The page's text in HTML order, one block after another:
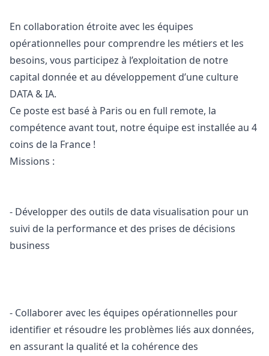
En collaboration étroite avec les équipes
opérationnelles pour comprendre les métiers et les
besoins, vous participez à l’exploitation de notre
capital donnée et au développement d’une culture
DATA & IA.
Ce poste est basé à Paris ou en full remote, la
compétence avant tout, notre équipe est installée au 4
coins de la France !
Missions :
- Développer des outils de data visualisation pour un
suivi de la performance et des prises de décisions
business
- Collaborer avec les équipes opérationnelles pour
identifier et résoudre les problèmes liés aux données,
en assurant la qualité et la cohérence des